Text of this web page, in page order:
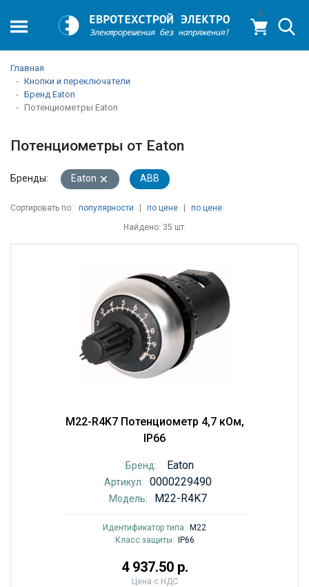
0
Главная
Кнопки и переключатели
Бренд Eaton
Потенциометры Eaton
Потенциометры от Eaton
Бренды: Eaton ABB
Сортировать по: популярности по цене
по цене
Найдено: 35 шт.
M22-R4K7 Потенциометр 4,7 кОм,
IP66
Бренд: Eaton
Артикул: 0000229490
Модель: M22-R4K7
Идентификатор типа: M22
Класс защиты:
IP66
4 937.50 р.
Цена с НДС